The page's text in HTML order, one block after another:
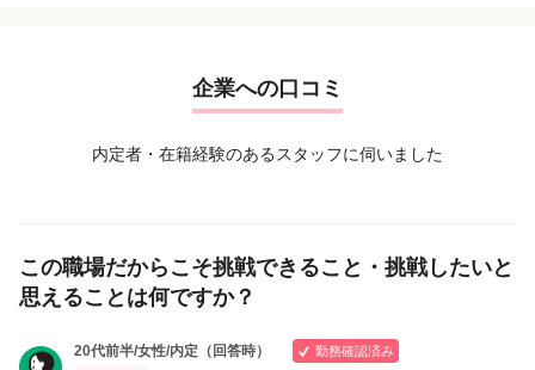
企業への口コミ
内定者・在籍経験のあるスタッフに伺いました
この職場だからこそ挑戦できること・挑戦したいと
思えることは何ですか？
20代前半/女性/内定（回答時） 勤務確認済み